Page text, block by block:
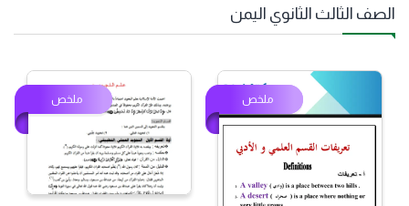
الصف الثالث الثانوي اليمن
ملخص ملخص